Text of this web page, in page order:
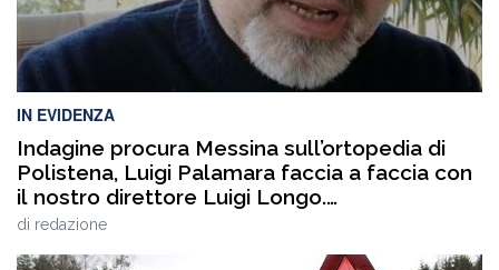
IN EVIDENZA
Indagine procura Messina sull’ortopedia di
Polistena, Luigi Palamara faccia a faccia con
il nostro direttore Luigi Longo.
VIDEOINTERVISTA
di redazione